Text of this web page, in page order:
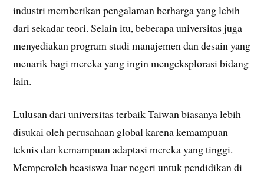
industri memberikan pengalaman berharga yang lebih
dari sekadar teori. Selain itu, beberapa universitas juga
menyediakan program studi manajemen dan desain yang
menarik bagi mereka yang ingin mengeksplorasi bidang
lain.
Lulusan dari universitas terbaik Taiwan biasanya lebih
disukai oleh perusahaan global karena kemampuan
teknis dan kemampuan adaptasi mereka yang tinggi.
Memperoleh beasiswa luar negeri untuk pendidikan di